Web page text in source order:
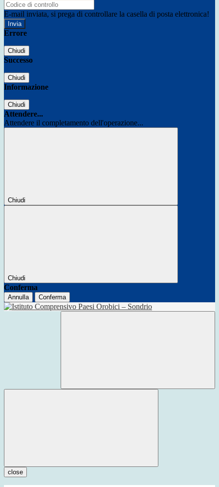
E-mail inviata, si prega di controllare la casella di posta elettronica!
Errore
Chiudi
Successo
Chiudi
Informazione
Chiudi
Attendere...
Attendere il completamento dell'operazione...
Chiudi
Chiudi
Conferma
Annulla Conferma
close